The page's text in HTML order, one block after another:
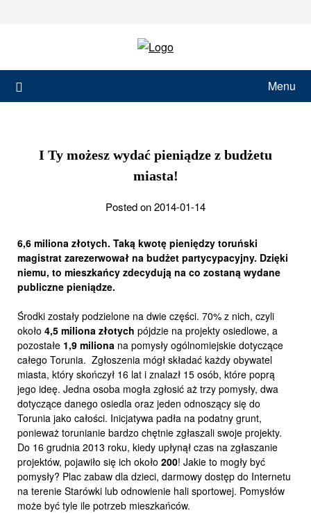
Menu
I Ty możesz wydać pieniądze z budżetu
miasta!
Posted on 2014-01-14
6,6 miliona złotych. Taką kwotę pieniędzy toruński
magistrat zarezerwował na budżet partycypacyjny. Dzięki
niemu, to mieszkańcy zdecydują na co zostaną wydane
publiczne pieniądze.
Środki zostały podzielone na dwie części. 70% z nich, czyli
około 4,5 miliona złotych pójdzie na projekty osiedlowe, a
pozostałe 1,9 miliona na pomysły ogólnomiejskie dotyczące
całego Torunia. Zgłoszenia mógł składać każdy obywatel
miasta, który skończył 16 lat i znalazł 15 osób, które poprą
jego ideę. Jedna osoba mogła zgłosić aż trzy pomysły, dwa
dotyczące danego osiedla oraz jeden odnoszący się do
Torunia jako całości. Inicjatywa padła na podatny grunt,
ponieważ torunianie bardzo chętnie zgłaszali swoje projekty.
Do 16 grudnia 2013 roku, kiedy upłynął czas na zgłaszanie
projektów, pojawiło się ich około 200! Jakie to mogły być
pomysły? Plac zabaw dla dzieci, darmowy dostęp do Internetu
na terenie Starówki lub odnowienie hali sportowej. Pomysłów
może być tyle ile potrzeb mieszkańców.